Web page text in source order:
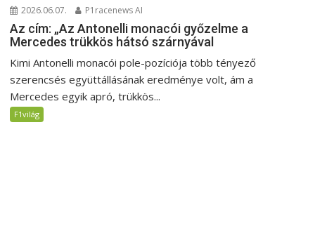
2026.06.07. P1racenews AI
Az cím: „Az Antonelli monacói győzelme a
Mercedes trükkös hátsó szárnyával
Kimi Antonelli monacói pole-pozíciója több tényező
szerencsés együttállásának eredménye volt, ám a
Mercedes egyik apró, trükkös...
F1világ